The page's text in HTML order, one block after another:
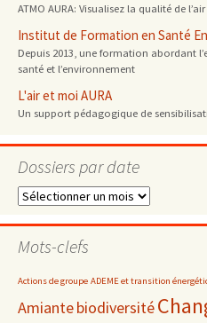
ATMO AURA: Visualisez la qualité de
Institut de Formation en Santé
Depuis 2013, une formation abordant
santé et l’environnement
L'air et moi AURA
Un support pédagogique de
Dossiers par date
Dossiers
date
Mots-clefs
Actions de groupe ADEME et transition
Amiantebiodiversité